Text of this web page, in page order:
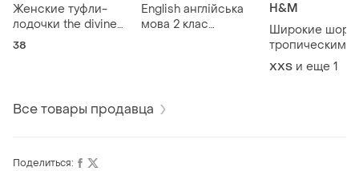
Женские туфли-
лодочки the divine
factory с
размер
38
English англійська
мова 2 клас
H&M
Широкие
тропическим
принтом h&m
размер xs-s
XХS и еще 1
Все товары продавца
Поделиться: